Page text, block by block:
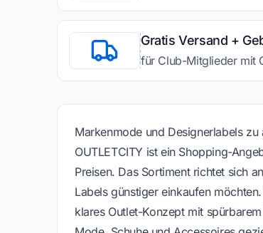
Gratis Versand +
für Club-Mitglieder mit
Markenmode und Designerlabels
OUTLETCITY ist ein Shopping-
Preisen. Das Sortiment richtet sich
Labels günstiger einkaufen
klares Outlet-Konzept mit